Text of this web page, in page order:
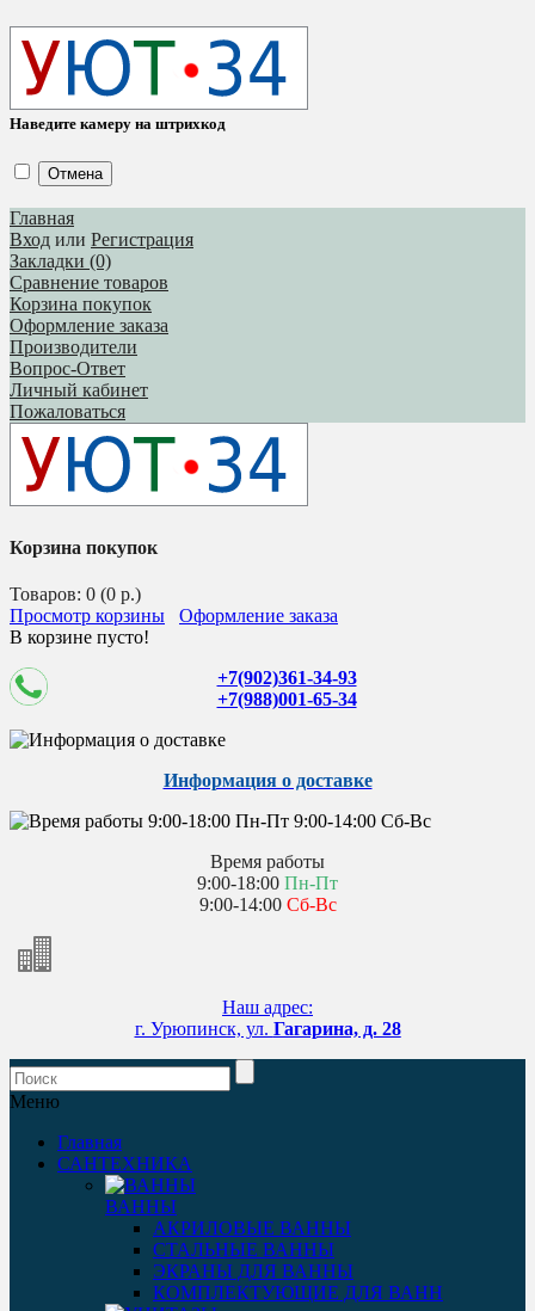
Наведите камеру на штрихкод
Отмена
Главная
Вход или Регистрация
Закладки (0)
Сравнение товаров
Корзина покупок
Оформление заказа
Производители
Вопрос-Ответ
Личный кабинет
Пожаловаться
Корзина покупок
Товаров: 0 (0 р.)
Просмотр корзины
Оформление заказа
В корзине пусто!
+7(902)361-34-93
+7(988)001-65-34
Информация о доставке
Время работы
9:00-18:00 Пн-Пт
9:00-14:00 Сб-Вс
Наш адрес:
г. Урюпинск, ул. Гагарина, д. 28
Меню
Главная
САНТЕХНИКА
ВАННЫ
АКРИЛОВЫЕ ВАННЫ
СТАЛЬНЫЕ ВАННЫ
ЭКРАНЫ ДЛЯ ВАННЫ
КОМПЛЕКТУЮЩИЕ ДЛЯ ВАНН